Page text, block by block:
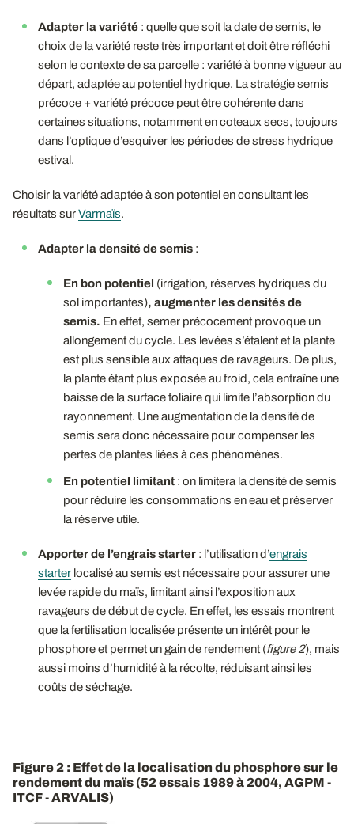
Adapter la variété : quelle que soit la date de semis, le
choix de la variété reste très important et doit être réfléchi
selon le contexte de sa parcelle : variété à bonne vigueur au
départ, adaptée au potentiel hydrique. La stratégie semis
précoce + variété précoce peut être cohérente dans
certaines situations, notamment en coteaux secs, toujours
dans l’optique d’esquiver les périodes de stress hydrique
estival.
Choisir la variété adaptée à son potentiel en consultant les
résultats surVarmaïs.
Adapter la densité de semis :
En bon potentiel (irrigation, réserves hydriques du
sol importantes), augmenter les densités de
semis. En effet, semer précocement provoque un
allongement du cycle. Les levées s’étalent et la plante
est plus sensible aux attaques de ravageurs. De plus,
la plante étant plus exposée au froid, cela entraîne une
baisse de la surface foliaire qui limite l’absorption du
rayonnement. Une augmentation de la densité de
semis sera donc nécessaire pour compenser les
pertes de plantes liées à ces phénomènes.
En potentiel limitant : on limitera la densité de semis
pour réduire les consommations en eau et préserver
la réserve utile.
Apporter de l’engrais starter : l’utilisation d’engrais
starter localisé au semis est nécessaire pour assurer une
levée rapide du maïs, limitant ainsi l’exposition aux
ravageurs de début de cycle. En effet, les essais montrent
que la fertilisation localisée présente un intérêt pour le
phosphore et permet un gain de rendement (figure 2), mais
aussi moins d’humidité à la récolte, réduisant ainsi les
coûts de séchage.
Figure 2 : Effet de la localisation du phosphore sur le
rendement du maïs (52 essais 1989 à 2004, AGPM -
ITCF - ARVALIS)